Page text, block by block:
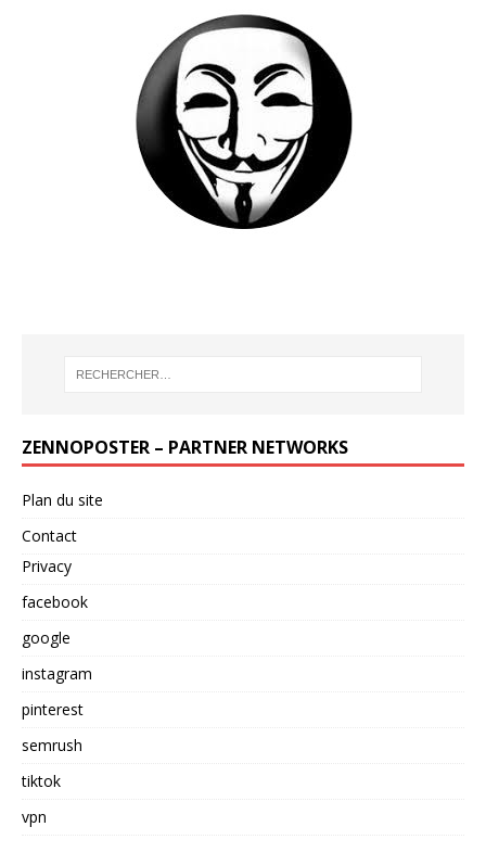
ZENNOPOSTER – PARTNER NETWORKS
Plan du site
Contact
Privacy
facebook
google
instagram
pinterest
semrush
tiktok
vpn